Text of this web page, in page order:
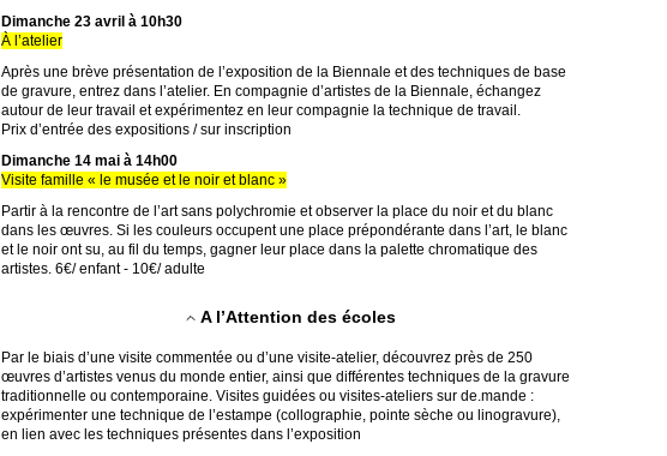
Dimanche 23 avril à 10h30
À l’atelier
Après une brève présentation de l’exposition de la Biennale et des techniques de base
de gravure, entrez dans l’atelier. En compagnie d’artistes de la Biennale, échangez
autour de leur travail et expérimentez en leur compagnie la technique de travail.
Prix d’entrée des expositions / sur inscription
Dimanche 14 mai à 14h00
Visite famille « le musée et le noir et blanc »
Partir à la rencontre de l’art sans polychromie et observer la place du noir et du blanc
dans les œuvres. Si les couleurs occupent une place prépondérante dans l’art, le blanc
et le noir ont su, au fil du temps, gagner leur place dans la palette chromatique des
artistes. 6€/ enfant - 10€/ adulte
A l’Attention des écoles
Par le biais d’une visite commentée ou d’une visite-atelier, découvrez près de 250
œuvres d’artistes venus du monde entier, ainsi que différentes techniques de la gravure
traditionnelle ou contemporaine. Visites guidées ou visites-ateliers sur de.mande :
expérimenter une technique de l’estampe (collographie, pointe sèche ou linogravure),
en lien avec les techniques présentes dans l’exposition